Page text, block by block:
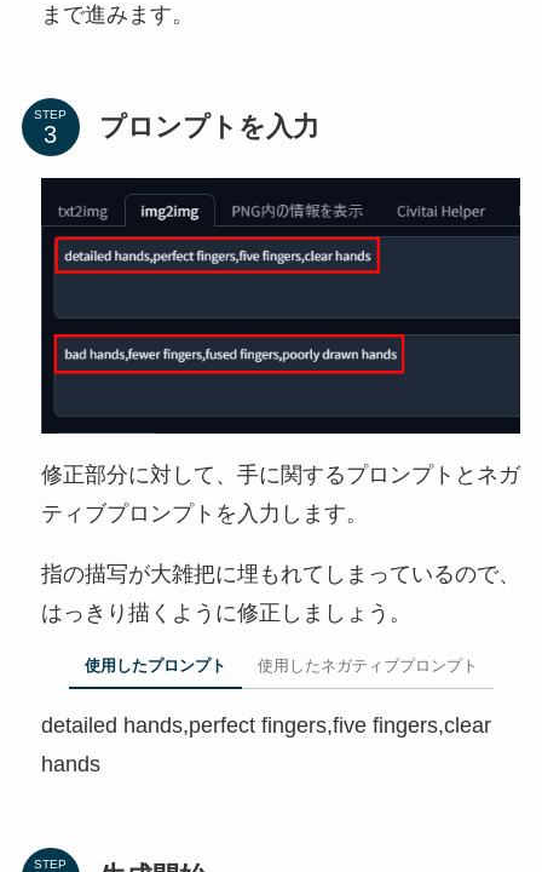
まで進みます。
STEP プロンプトを入力
修正部分に対して、手に関するプロンプトとネガ
ティブプロンプトを入力します。
指の描写が大雑把に埋もれてしまっているので、
はっきり描くように修正しましょう。
使用したプロンプト 使用したネガティブプロンプト
detailed hands,perfect fingers,five fingers,clear
hands
STEP